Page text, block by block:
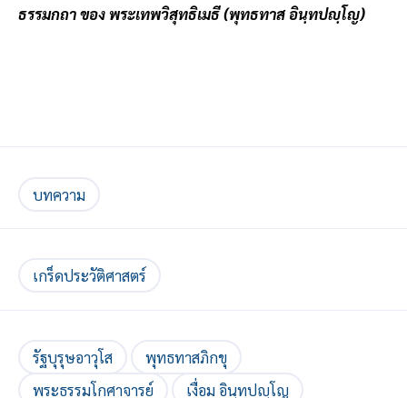
ธรรมกถา ของ พระเทพวิสุทธิเมธี (พุทธทาส อินฺทปญฺโญ)
บทความ
เกร็ดประวัติศาสตร์
รัฐบุรุษอาวุโส
พุทธทาสภิกขุ
พระธรรมโกศาจารย์
เงื่อม อินฺทปญฺโญ